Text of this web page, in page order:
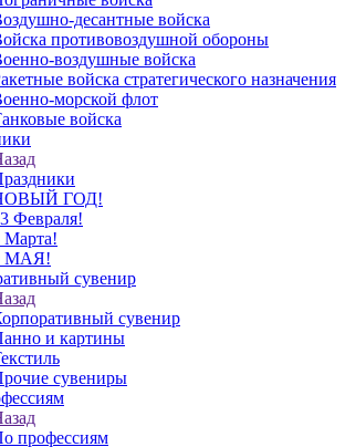
десантные войска
противовоздушной обороны
воздушные войска
войска стратегического назначения
морской флот
войска
ГОД!
Февраля!
Марта!
МАЯ!
сувенир
сувенир
и картины
сувениры
профессиям